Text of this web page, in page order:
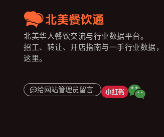
北美华人餐饮交流与行业数据平台。
招工、转让、开店指南与一手行业数据
这里。
给网站管理员留言